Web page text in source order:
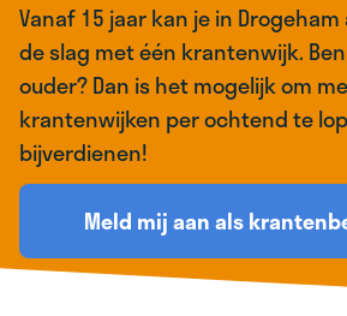
Vanaf 15 jaar kan je in
de slag met één krantenwijk.
ouder? Dan is het mogelijk om
krantenwijken per ochtend te
bijverdienen!
Meld mij aan als